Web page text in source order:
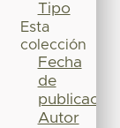
Tipo
Esta
colección
Fecha
de
publicación
Autor